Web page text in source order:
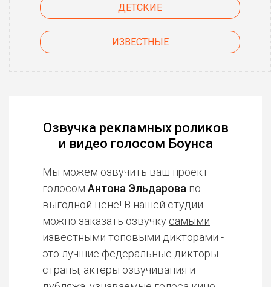
ДЕТСКИЕ
ИЗВЕСТНЫЕ
Озвучка рекламных роликов
и видео голосом Боунса
Мы можем озвучить ваш проект
голосом Антона Эльдарова по
выгодной цене! В нашей студии
можно заказать озвучку самыми
известными топовыми дикторами -
это лучшие федеральные дикторы
страны, актеры озвучивания и